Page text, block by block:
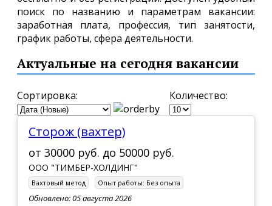
поиск по названию и параметрам вакансии:
заработная плата, профессия, тип занятости,
график работы, сфера деятельности.
Актуальные на сегодня вакансии
Сортировка: Количество:
Сторож (вахтер)
от 30000 руб. до 50000 руб.
ООО "ТИМБЕР-ХОЛДИНГ"
Вахтовый метод Опыт работы: Без опыта
Обновлено: 05 августа 2026